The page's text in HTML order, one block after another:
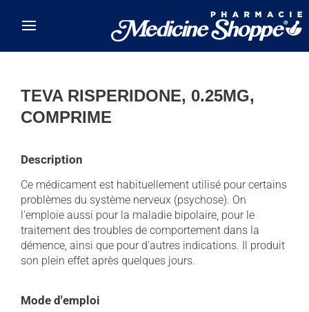
TEVA RISPERIDONE, 0.25MG,
COMPRIME
Description
Ce médicament est habituellement utilisé pour certains
problèmes du système nerveux (psychose). On
l'emploie aussi pour la maladie bipolaire, pour le
traitement des troubles de comportement dans la
démence, ainsi que pour d'autres indications. Il produit
son plein effet après quelques jours.
Mode d'emploi